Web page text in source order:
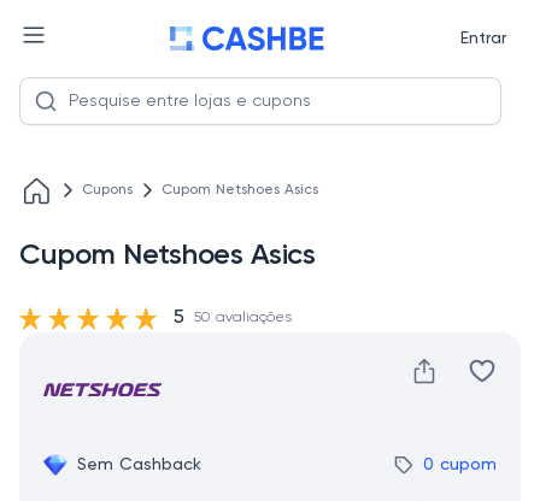
Entrar
Cupons Cupom Netshoes Asics
Cupom Netshoes Asics
Sem Cashback 0 cupom
5 50 avaliações